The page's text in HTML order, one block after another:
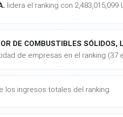
lidera el ranking con 2,483,015,099
DE COMBUSTIBLES SÓLIDOS,
de empresas en el ranking (37
los ingresos totales del ranking.